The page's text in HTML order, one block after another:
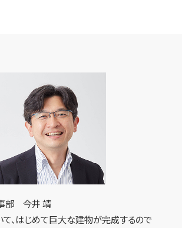
部 今井 靖
て、はじめて巨大な建物が完成するので